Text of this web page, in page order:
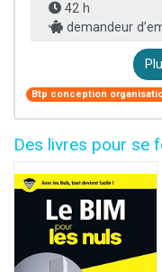
42 h
demandeur
Btp conception
Des livres pour se